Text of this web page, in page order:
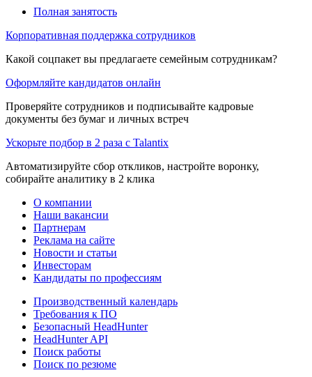
Полная занятость
Корпоративная поддержка сотрудников
Какой соцпакет вы предлагаете семейным сотрудникам?
Оформляйте кандидатов онлайн
Проверяйте сотрудников и подписывайте кадровые
документы без бумаг и личных встреч
Ускорьте подбор в 2 раза с Talantix
Автоматизируйте сбор откликов, настройте воронку,
собирайте аналитику в 2 клика
О компании
Наши вакансии
Партнерам
Реклама на сайте
Новости и статьи
Инвесторам
Кандидаты по профессиям
Производственный календарь
Требования к ПО
Безопасный HeadHunter
HeadHunter API
Поиск работы
Поиск по резюме